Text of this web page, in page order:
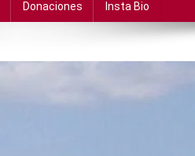
Donaciones Insta Bio